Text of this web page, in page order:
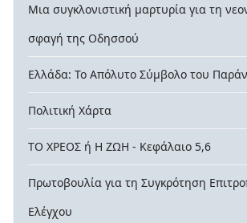
Μια συγκλονιστική μαρτυρία για τη
σφαγή της Οδησσού
Ελλάδα: Το Απόλυτο Σύμβολο του
Πολιτική Χάρτα
ΤΟ ΧΡΕΟΣ ή Η ΖΩΗ - Κεφάλαιο 5,6
Πρωτοβουλία για τη Συγκρότηση
Ελέγχου